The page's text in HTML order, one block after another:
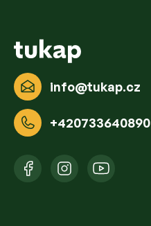
info@tukap.cz
+420733640890